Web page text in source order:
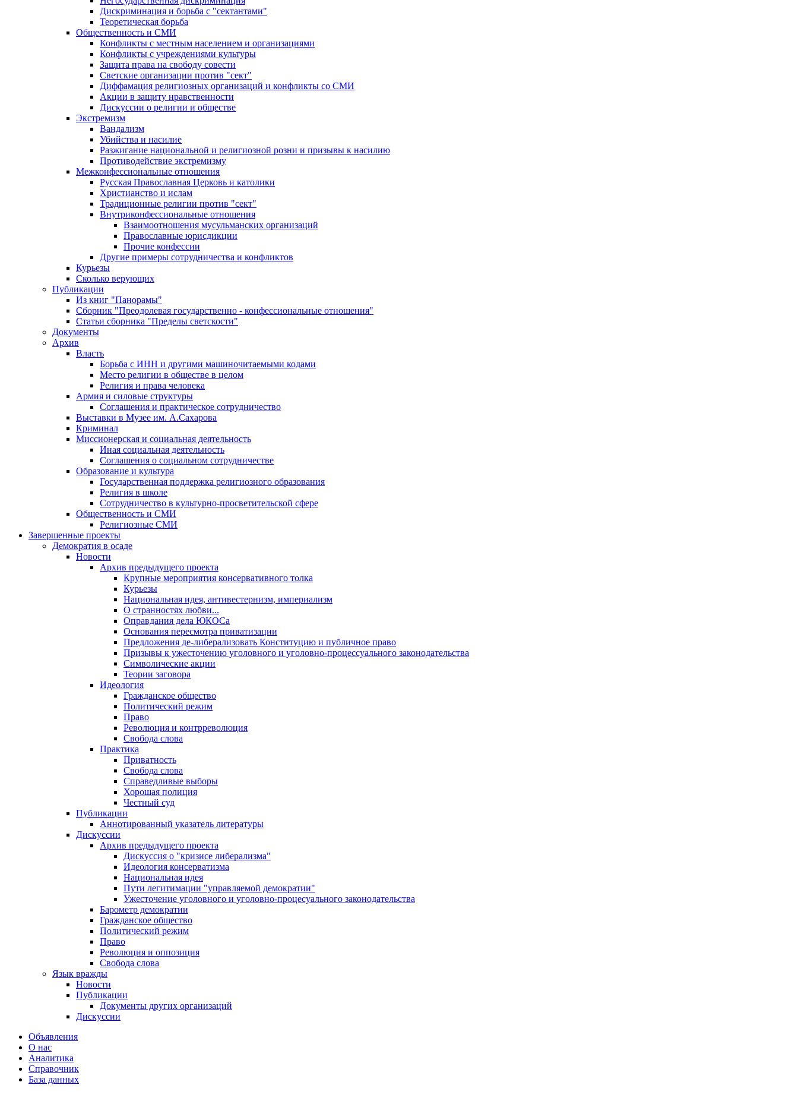
Дискриминация и борьба с "сектантами"
Теоретическая борьба
Общественность и СМИ
Конфликты с местным населением и организациями
Конфликты с учреждениями культуры
Защита права на свободу совести
Светские организации против "сект"
Диффамация религиозных организаций и конфликты со СМИ
Акции в защиту нравственности
Дискуссии о религии и обществе
Экстремизм
Вандализм
Убийства и насилие
Разжигание национальной и религиозной розни и призывы к насилию
Противодействие экстремизму
Межконфессиональные отношения
Русская Православная Церковь и католики
Христианство и ислам
Традиционные религии против "сект"
Внутриконфессиональные отношения
Взаимоотношения мусульманских организаций
Православные юрисдикции
Прочие конфессии
Другие примеры сотрудничества и конфликтов
Курьезы
Сколько верующих
Публикации
Из книг "Панорамы"
Сборник "Преодолевая государственно - конфессиональные отношения"
Статьи сборника "Пределы светскости"
Документы
Архив
Власть
Борьба с ИНН и другими машиночитаемыми кодами
Место религии в обществе в целом
Религия и права человека
Армия и силовые структуры
Соглашения и практическое сотрудничество
Выставки в Музее им. А.Сахарова
Криминал
Миссионерская и социальная деятельность
Иная социальная деятельность
Соглашения о социальном сотрудничестве
Образование и культура
Государственная поддержка религиозного образования
Религия в школе
Сотрудничество в культурно-просветительской сфере
Общественность и СМИ
Религиозные СМИ
Завершенные проекты
Демократия в осаде
Новости
Архив предыдущего проекта
Крупные мероприятия консервативного толка
Курьезы
Национальная идея, антивестернизм, империализм
О странностях любви...
Оправдания дела ЮКОСа
Основания пересмотра приватизации
Предложения де-либерализовать Конституцию и публичное право
Призывы к ужесточению уголовного и уголовно-процессуального законодательства
Символические акции
Теории заговора
Идеология
Гражданское общество
Политический режим
Право
Революция и контрреволюция
Свобода слова
Практика
Приватность
Свобода слова
Справедливые выборы
Хорошая полиция
Честный суд
Публикации
Аннотированный указатель литературы
Дискуссии
Архив предыдущего проекта
Дискуссия о "кризисе либерализма"
Идеология консерватизма
Национальная идея
Пути легитимации "управляемой демократии"
Ужесточение уголовного и уголовно-процесуального законодательства
Барометр демократии
Гражданское общество
Политический режим
Право
Революция и оппозиция
Свобода слова
Язык вражды
Новости
Публикации
Документы других организаций
Дискуссии
Объявления
О нас
Аналитика
Справочник
База данных